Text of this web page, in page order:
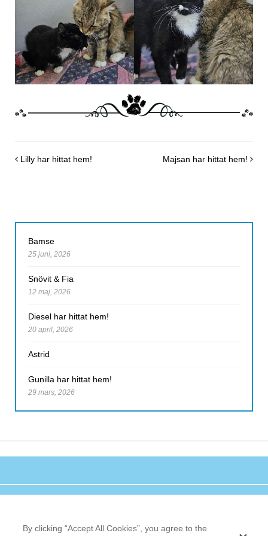
Post navigation
Lilly har hittat hem! Majsan har hittat hem!
Bamse
25 juni, 2026
Snövit & Fia
12 maj, 2026
Diesel har hittat hem!
20 april, 2026
Astrid
Gunilla har hittat hem!
29 mars, 2026
By clicking “Accept All Cookies”, you agree to the